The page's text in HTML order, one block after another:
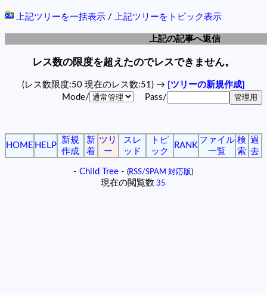
上記ツリーを一括表示 / 上記ツリーをトピック表示
上記の記事へ返信
レス数の限度を超えたのでレスできません。
(レス数限度:50 現在のレス数:51) → [ツリーの新規作成]
Mode/
Pass/
HOME HELP
新規
作成
新
着
ツリ
ー
スレ
ッド
トピ
ック
RANK
ファイル
一覧
検
索
過
去
-Child Tree -(RSS/SPAM 対応版)
現在の閲覧数 35